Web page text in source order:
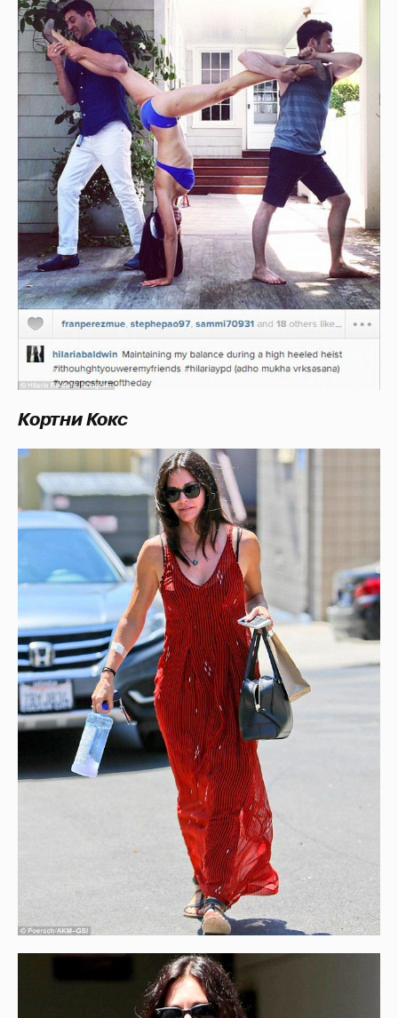
Кортни Кокс